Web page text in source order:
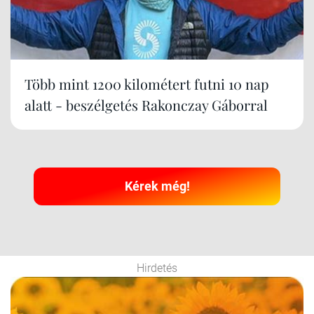
Több mint 1200 kilométert futni 10 nap
alatt - beszélgetés Rakonczay Gáborral
Kérek még!
Hirdetés